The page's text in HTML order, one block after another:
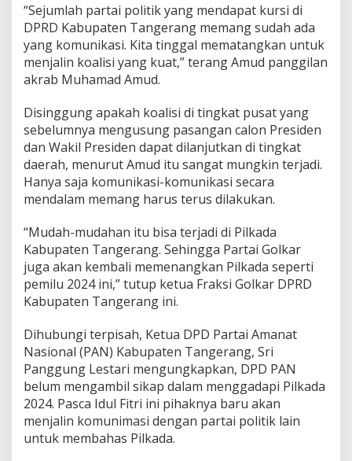
“Sejumlah partai politik yang mendapat kursi di
DPRD Kabupaten Tangerang memang sudah ada
yang komunikasi. Kita tinggal mematangkan untuk
menjalin koalisi yang kuat,” terang Amud panggilan
akrab Muhamad Amud.
Disinggung apakah koalisi di tingkat pusat yang
sebelumnya mengusung pasangan calon Presiden
dan Wakil Presiden dapat dilanjutkan di tingkat
daerah, menurut Amud itu sangat mungkin terjadi.
Hanya saja komunikasi-komunikasi secara
mendalam memang harus terus dilakukan.
“Mudah-mudahan itu bisa terjadi di Pilkada
Kabupaten Tangerang. Sehingga Partai Golkar
juga akan kembali memenangkan Pilkada seperti
pemilu 2024 ini,” tutup ketua Fraksi Golkar DPRD
Kabupaten Tangerang ini.
Dihubungi terpisah, Ketua DPD Partai Amanat
Nasional (PAN) Kabupaten Tangerang, Sri
Panggung Lestari mengungkapkan, DPD PAN
belum mengambil sikap dalam menggadapi Pilkada
2024. Pasca Idul Fitri ini pihaknya baru akan
menjalin komunimasi dengan partai politik lain
untuk membahas Pilkada.